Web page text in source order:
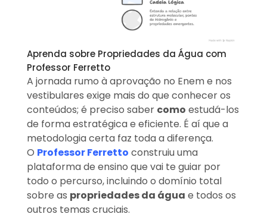
Aprenda sobre Propriedades da Água com
Professor Ferretto
A jornada rumo à aprovação no Enem e nos
vestibulares exige mais do que conhecer os
conteúdos; é preciso saber como estudá-los
de forma estratégica e eficiente. É aí que a
metodologia certa faz toda a diferença.
O Professor Ferretto construiu uma
plataforma de ensino que vai te guiar por
todo o percurso, incluindo o domínio total
sobre as propriedades da água e todos os
outros temas cruciais.